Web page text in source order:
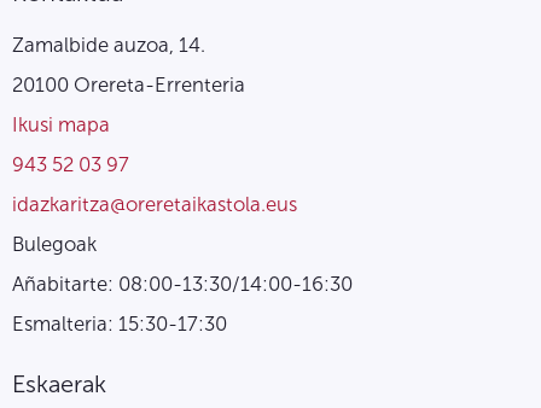
Zamalbide auzoa, 14.
20100 Orereta-Errenteria
Ikusi mapa
943 52 03 97
idazkaritza@oreretaikastola.eus
Bulegoak
Añabitarte: 08:00-13:30/14:00-16:30
Esmalteria: 15:30-17:30
Eskaerak